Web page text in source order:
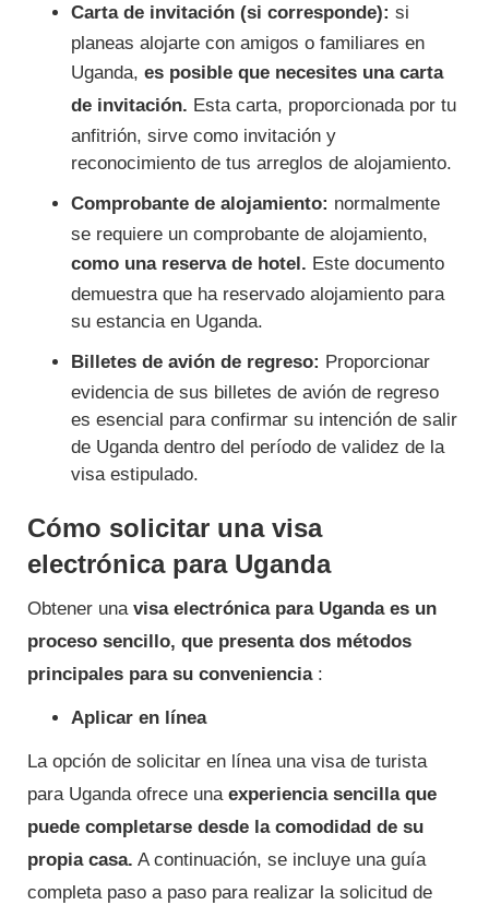
Carta de invitación (si corresponde): si
planeas alojarte con amigos o familiares en
Uganda, es posible que necesites una carta
de invitación. Esta carta, proporcionada por tu
anfitrión, sirve como invitación y
reconocimiento de tus arreglos de alojamiento.
Comprobante de alojamiento: normalmente
se requiere un comprobante de alojamiento,
como una reserva de hotel. Este documento
demuestra que ha reservado alojamiento para
su estancia en Uganda.
Billetes de avión de regreso: Proporcionar
evidencia de sus billetes de avión de regreso
es esencial para confirmar su intención de salir
de Uganda dentro del período de validez de la
visa estipulado.
Cómo solicitar una visa
electrónica para Uganda
Obtener una visa electrónica para Uganda es un
proceso sencillo, que presenta dos métodos
principales para su conveniencia:
Aplicar en línea
La opción de solicitar en línea una visa de turista
para Uganda ofrece una experiencia sencilla que
puede completarse desde la comodidad de su
propia casa. A continuación, se incluye una guía
completa paso a paso para realizar la solicitud de